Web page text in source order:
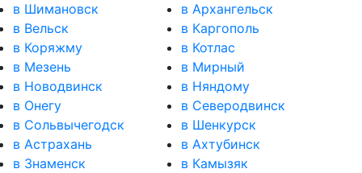
в Шимановск
в Архангельск
в Вельск
в Каргополь
в Коряжму
в Котлас
в Мезень
в Мирный
в Новодвинск
в Няндому
в Онегу
в Северодвинск
в Сольвычегодск
в Шенкурск
в Астрахань
в Ахтубинск
в Знаменск
в Камызяк